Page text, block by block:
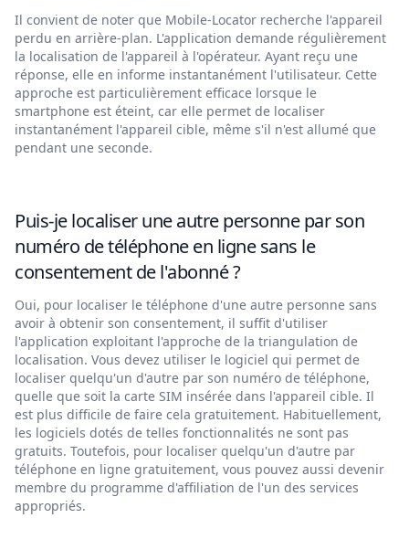
Il convient de noter que Mobile-Locator recherche l'appareil
perdu en arrière-plan. L'application demande régulièrement
la localisation de l'appareil à l'opérateur. Ayant reçu une
réponse, elle en informe instantanément l'utilisateur. Cette
approche est particulièrement efficace lorsque le
smartphone est éteint, car elle permet de localiser
instantanément l'appareil cible, même s'il n'est allumé que
pendant une seconde.
Puis-je localiser une autre personne par son
numéro de téléphone en ligne sans le
consentement de l'abonné ?
Oui, pour localiser le téléphone d'une autre personne sans
avoir à obtenir son consentement, il suffit d'utiliser
l'application exploitant l'approche de la triangulation de
localisation. Vous devez utiliser le logiciel qui permet de
localiser quelqu'un d'autre par son numéro de téléphone,
quelle que soit la carte SIM insérée dans l'appareil cible. Il
est plus difficile de faire cela gratuitement. Habituellement,
les logiciels dotés de telles fonctionnalités ne sont pas
gratuits. Toutefois, pour localiser quelqu'un d'autre par
téléphone en ligne gratuitement, vous pouvez aussi devenir
membre du programme d'affiliation de l'un des services
appropriés.